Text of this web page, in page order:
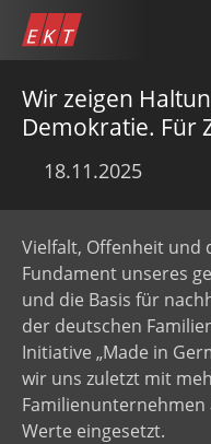
Direkt
zum
Inhalt
Wir zeigen
Demokratie. Für
18.11.2025
Vielfalt, Offenheit und
Fundament unseres
und die Basis für
der deutschen
Initiative „Made in
wir uns zuletzt mit
Werte eingesetzt.